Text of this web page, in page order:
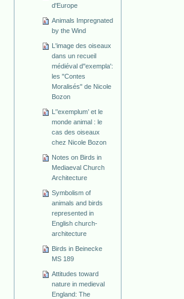
d'Europe
Animals Impregnated
by the Wind
L'image des oiseaux
dans un recueil
médiéval d''exempla':
les "Contes
Moralisés" de Nicole
Bozon
L'’exemplum’ et le
monde animal : le
cas des oiseaux
chez Nicole Bozon
Notes on Birds in
Mediaeval Church
Architecture
Symbolism of
animals and birds
represented in
English church-
architecture
Birds in Beinecke
MS 189
Attitudes toward
nature in medieval
England: The